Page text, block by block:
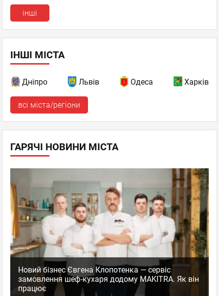
інші
ІНШІ МІСТА
Дніпро Львів Одеса Харків
всі міста/регіони
ГАРЯЧІ НОВИНИ МІСТА
Новий бізнес Євгена Клопотенка — сервіс
замовлення шеф-кухаря додому MAKITRA. Як він
працює